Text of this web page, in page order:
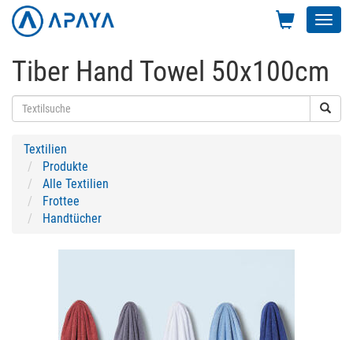
Tiber Hand Towel 50x100cm
Textilien
Produkte
Alle Textilien
Frottee
Handtücher